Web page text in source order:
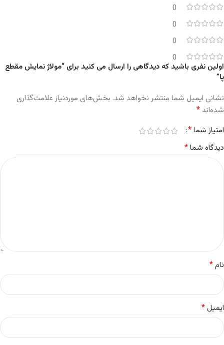
0
0
0
0
اولین نفری باشید که دیدگاهی را ارسال می کنید برای “مولاژ نمایش مقطع
پا”
نشانی ایمیل شما منتشر نخواهد شد. بخش‌های موردنیاز علامت‌گذاری
شده‌اند *
امتیاز شما*
دیدگاه شما*
نام*
ایمیل*